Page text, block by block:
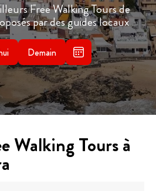
Free Walking Tours de
par des guides locaux
Demain
Walking Tours à